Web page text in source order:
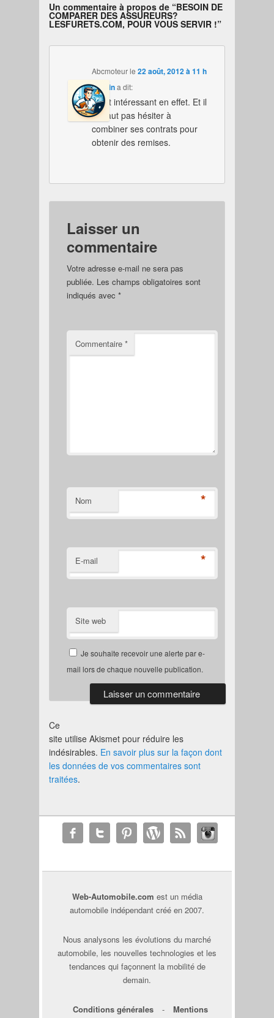
Un commentaire à propos de “BESOIN DE
COMPARER DES ASSUREURS?
LESFURETS.COM, POUR VOUS SERVIR !”
Abcmoteurle22 août, 2012 à 11 h
32 mina dit:
C’est intéressant en effet. Et il
ne faut pas hésiter à
combiner ses contrats pour
obtenir des remises.
Laisser un
commentaire
Votre adresse e-mail ne sera pas
publiée. Les champs obligatoires sont
indiqués avec *
Commentaire *
Nom *
E-mail *
Site web
Je souhaite recevoir une alerte par e-
mail lors de chaque nouvelle publication.
Ce
site utilise Akismet pour réduire les
indésirables. En savoir plus sur la façon dont
les données de vos commentaires sont
traitées.
Web-Automobile.com est un média
automobile indépendant créé en 2007.
Nous analysons les évolutions du marché
automobile, les nouvelles technologies et les
tendances qui façonnent la mobilité de
demain.
Conditions générales -
Mentions